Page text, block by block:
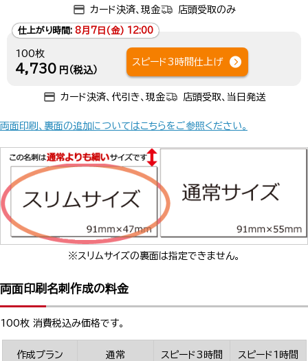
カード決済、現金 店頭受取のみ
仕上がり時間: 8月7日(金) 12:00
100枚
4,730 円（税込）
スピード3時間仕上げ
カード決済、代引き、現金 店頭受取、当日発送
両面印刷、裏面の追加についてはこちらをご参照ください。
※スリムサイズの裏面は指定できません。
両面印刷名刺作成の料金
100枚 消費税込み価格です。
作成プラン 通常 スピード3時間 スピード1時間